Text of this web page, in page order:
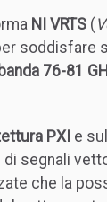
NI VRTS (
soddisfare
banda 76-81
PXI e
segnali
che la